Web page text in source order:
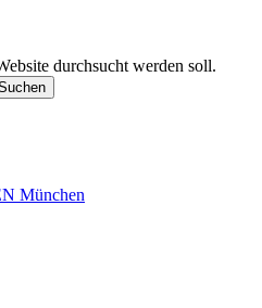
durchsucht werden soll.